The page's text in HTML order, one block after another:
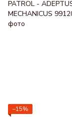
−15%